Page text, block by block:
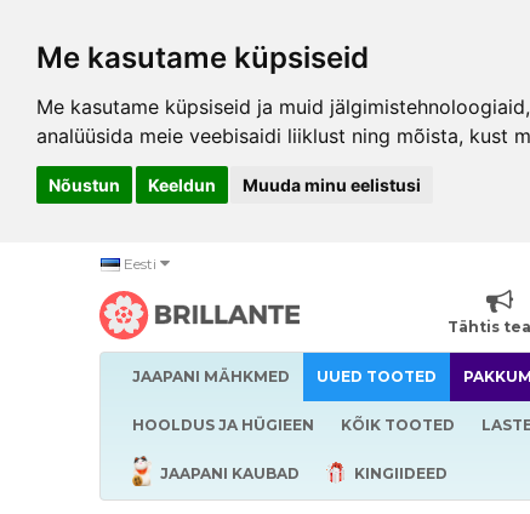
Me kasutame küpsiseid
Me kasutame küpsiseid ja muid
analüüsida meie veebisaidi liiklust ning mõista, kust
Nõustun Keeldun Muuda minu eelistusi
Eesti
Tähtis
JAAPANI MÄHKMED UUED TOOTED
HOOLDUS JA HÜGIEEN KÕIK TOOTED
JAAPANI KAUBAD KINGIIDEED